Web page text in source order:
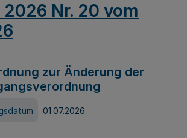
2026 Nr. 20 vom
zur Änderung der
01.07.2026